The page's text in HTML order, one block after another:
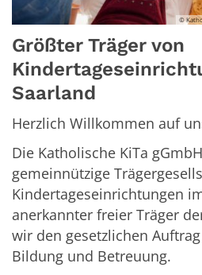
©
Größter Träger von
Saarland
Herzlich Willkommen auf
Die Katholische KiTa
gemeinnützige
Kindertageseinrichtungen
anerkannter freier Träger
wir den gesetzlichen
Bildung und Betreuung.